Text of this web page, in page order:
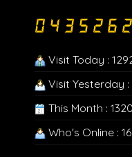
Visit Today :
Visit Yesterday :
This Month :
Who's Online : 16